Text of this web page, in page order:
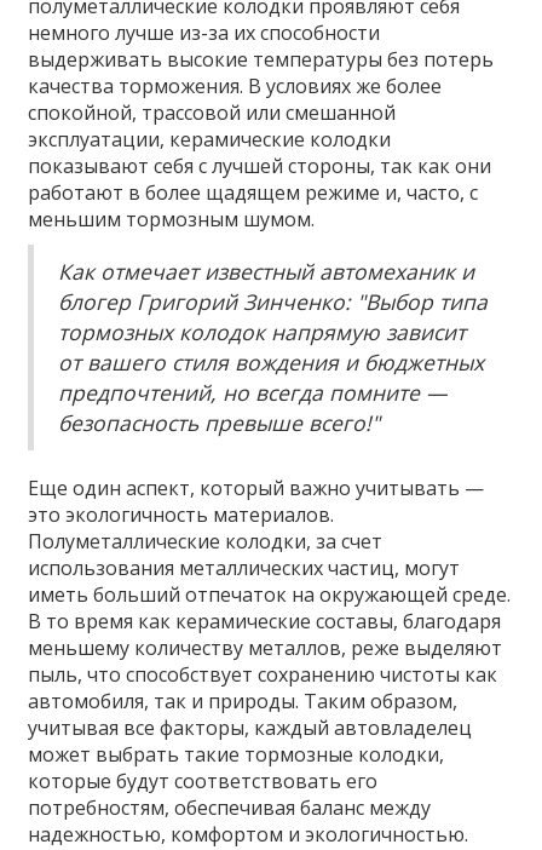
полуметаллические колодки проявляют себя
немного лучше из-за их способности
выдерживать высокие температуры без потерь
качества торможения. В условиях же более
спокойной, трассовой или смешанной
эксплуатации, керамические колодки
показывают себя с лучшей стороны, так как они
работают в более щадящем режиме и, часто, с
меньшим тормозным шумом.
Как отмечает известный автомеханик и
блогер Григорий Зинченко: "Выбор типа
тормозных колодок напрямую зависит
от вашего стиля вождения и бюджетных
предпочтений, но всегда помните —
безопасность превыше всего!"
Еще один аспект, который важно учитывать —
это экологичность материалов.
Полуметаллические колодки, за счет
использования металлических частиц, могут
иметь больший отпечаток на окружающей среде.
В то время как керамические составы, благодаря
меньшему количеству металлов, реже выделяют
пыль, что способствует сохранению чистоты как
автомобиля, так и природы. Таким образом,
учитывая все факторы, каждый автовладелец
может выбрать такие тормозные колодки,
которые будут соответствовать его
потребностям, обеспечивая баланс между
надежностью, комфортом и экологичностью.